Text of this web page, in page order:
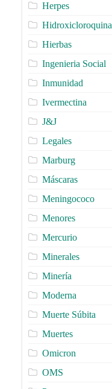
Herpes
Hidroxicloroquina
Hierbas
Ingenieria Social
Inmunidad
Ivermectina
J&J
Legales
Marburg
Máscaras
Meningococo
Menores
Mercurio
Minerales
Minería
Moderna
Muerte Súbita
Muertes
Omicron
OMS